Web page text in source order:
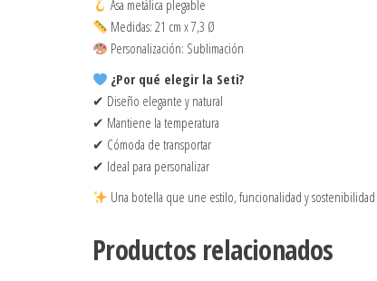
Asa metálica plegable
Medidas: 21 cm x 7,3 Ø
Personalización: Sublimación
¿Por qué elegir la Seti?
✔ Diseño elegante y natural
✔ Mantiene la temperatura
✔ Cómoda de transportar
✔ Ideal para personalizar
Una botella que une estilo, funcionalidad y sostenibilidad
Productos relacionados